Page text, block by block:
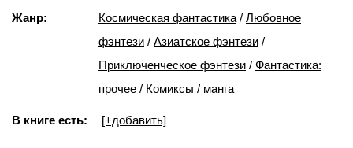
Жанр: Космическая фантастика / Любовное
фэнтези / Азиатское фэнтези /
Приключенческое фэнтези / Фантастика:
прочее / Комиксы / манга
В книге есть: [+добавить]